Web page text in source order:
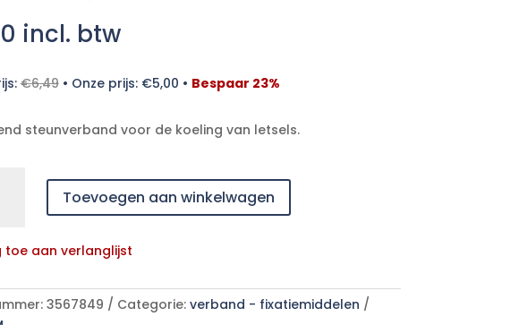
incl. btw
€6,49• Onze prijs: €5,00 • Bespaar 23%
steunverband voor de koeling van letsels.
Toevoegen aan winkelwagen
toe aan verlanglijst
3567849 Categorie: verband - fixatiemiddelen